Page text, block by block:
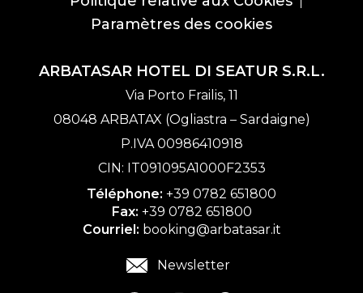
Paramètres des cookies
ARBATASAR HOTEL DI SEATUR S.R.L.
Via Porto Frailis, 11
08048 ARBATAX (Ogliastra – Sardaigne)
P.IVA 00986410918
CIN: IT091095A1000F2353
Téléphone: +39 0782 651800
Fax: +39 0782 651800
Courriel: booking@arbatasar.it
Newsletter